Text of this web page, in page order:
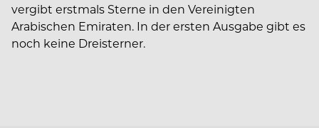
vergibt erstmals Sterne in den Vereinigten
Arabischen Emiraten. In der ersten Ausgabe gibt es
noch keine Dreisterner.